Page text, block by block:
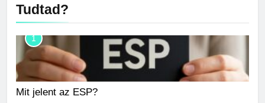
Tudtad?
1
Mit jelent az ESP?